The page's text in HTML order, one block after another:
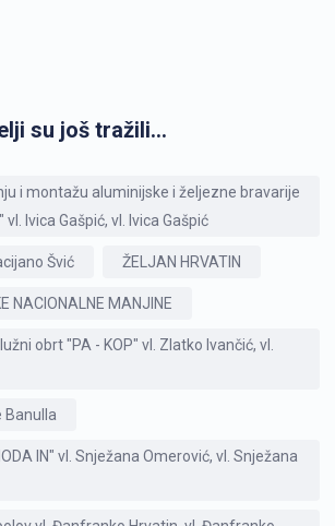
su još tražili...
i montažu aluminijske i željezne bravarije
vl. Ivica Gašpić, vl. Ivica Gašpić
Švić ŽELJAN HRVATIN
NACIONALNE MANJINE
obrt "PA - KOP" vl. Zlatko Ivančić, vl.
Banulla
IN" vl. Snježana Omerović, vl. Snježana